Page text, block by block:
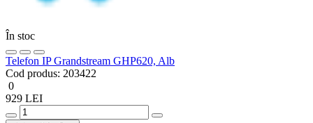
În stoc
Telefon IP Grandstream GHP620, Alb
Cod produs: 203422
0
929 LEI